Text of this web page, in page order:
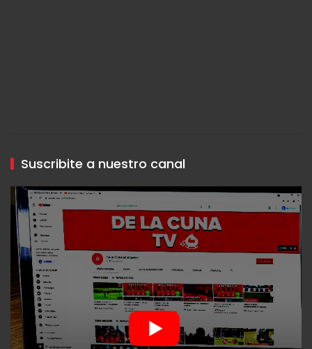
Suscribite a nuestro canal